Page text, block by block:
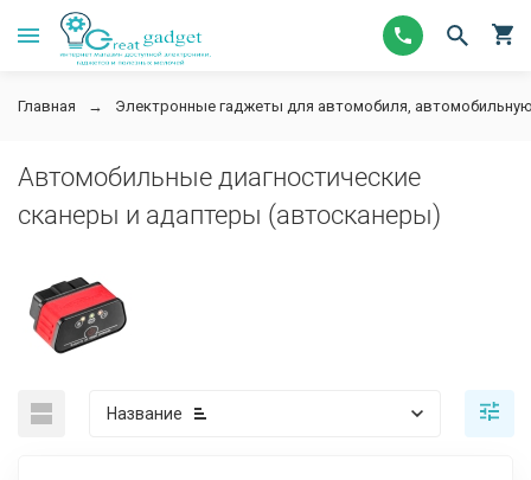
Главная Электронные гаджеты для автомобиля,
Автомобильные диагностические
сканеры и адаптеры (автосканеры)
Название